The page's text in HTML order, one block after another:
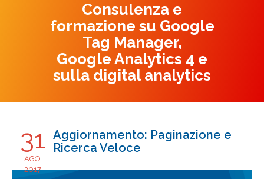
Consulenza e
formazione su Google
Tag Manager,
Google Analytics 4 e
sulla digital analytics
31
AGO
2017
Aggiornamento: Paginazione e
Ricerca Veloce